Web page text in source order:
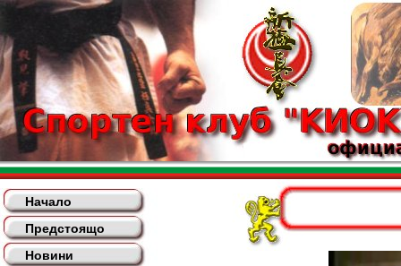
Начало
Предстоящо
Новини